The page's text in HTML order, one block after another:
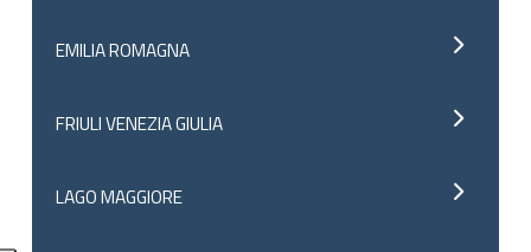
EMILIA ROMAGNA
FRIULI VENEZIA GIULIA
LAGO MAGGIORE